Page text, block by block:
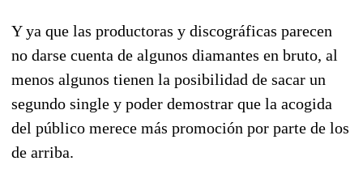
Y ya que las productoras y discográficas parecen
no darse cuenta de algunos diamantes en bruto, al
menos algunos tienen la posibilidad de sacar un
segundo single y poder demostrar que la acogida
del público merece más promoción por parte de los
de arriba.